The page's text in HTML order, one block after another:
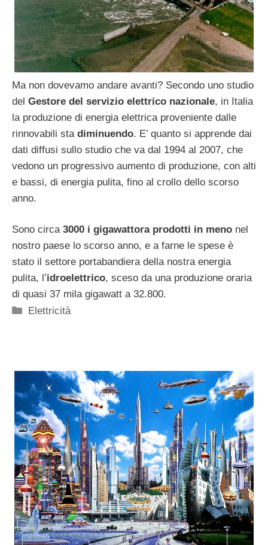
Ma non dovevamo andare avanti? Secondo uno studio
del Gestore del servizio elettrico nazionale, in Italia
la produzione di energia elettrica proveniente dalle
rinnovabili sta diminuendo. E’ quanto si apprende dai
dati diffusi sullo studio che va dal 1994 al 2007, che
vedono un progressivo aumento di produzione, con alti
e bassi, di energia pulita, fino al crollo dello scorso
anno.
Sono circa 3000 i gigawattora prodotti in meno nel
nostro paese lo scorso anno, e a farne le spese è
stato il settore portabandiera della nostra energia
pulita, l’idroelettrico, sceso da una produzione oraria
di quasi 37 mila gigawatt a 32.800.
Categorie
Elettricità